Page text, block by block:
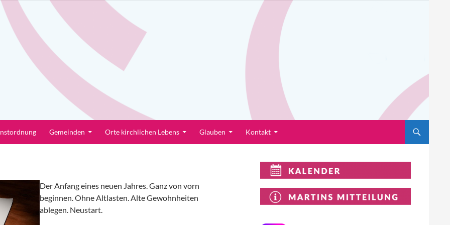
Gemeinden Orte kirchlichen Lebens Glauben Kontakt
Der Anfang eines neuen Jahres. Ganz von vorn
beginnen. Ohne Altlasten. Alte Gewohnheiten
ablegen. Neustart.